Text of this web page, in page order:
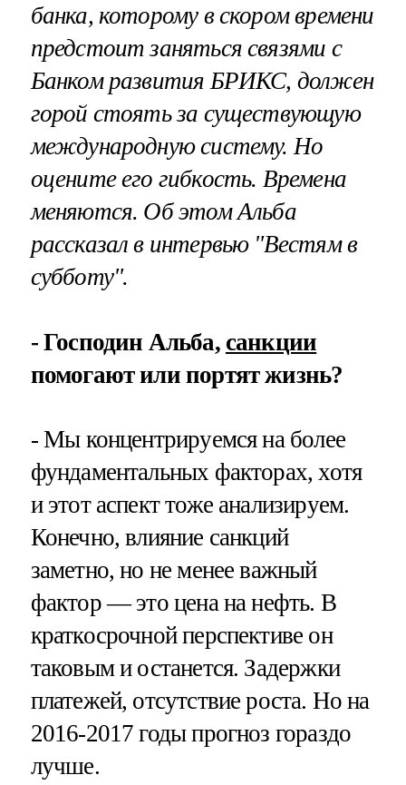
банка, которому в скором времени
предстоит заняться связями с
Банком развития БРИКС, должен
горой стоять за существующую
международную систему. Но
оцените его гибкость. Времена
меняются. Об этом Альба
рассказал в интервью "Вестям в
субботу".
- Господин Альба, санкции
помогают или портят жизнь?
- Мы концентрируемся на более
фундаментальных факторах, хотя
и этот аспект тоже анализируем.
Конечно, влияние санкций
заметно, но не менее важный
фактор — это цена на нефть. В
краткосрочной перспективе он
таковым и останется. Задержки
платежей, отсутствие роста. Но на
2016-2017 годы прогноз гораздо
лучше.